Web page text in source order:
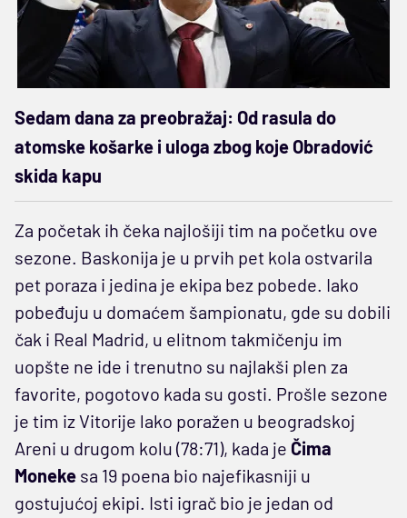
Sedam dana za preobražaj: Od rasula do
atomske košarke i uloga zbog koje Obradović
skida kapu
Za početak ih čeka najlošiji tim na početku ove
sezone. Baskonija je u prvih pet kola ostvarila
pet poraza i jedina je ekipa bez pobede. Iako
pobeđuju u domaćem šampionatu, gde su dobili
čak i Real Madrid, u elitnom takmičenju im
uopšte ne ide i trenutno su najlakši plen za
favorite, pogotovo kada su gosti. Prošle sezone
je tim iz Vitorije lako poražen u beogradskoj
Areni u drugom kolu (78:71), kada je Čima
Moneke sa 19 poena bio najefikasniji u
gostujućoj ekipi. Isti igrač bio je jedan od